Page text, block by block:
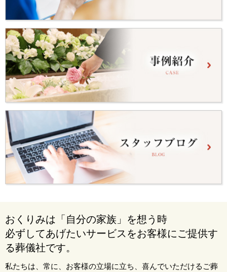
おくりみは「自分の家族」を想う時
必ずしてあげたいサービスをお客様にご提供す
る葬儀社です。
私たちは、常に、お客様の立場に立ち、喜んでいただけるご葬